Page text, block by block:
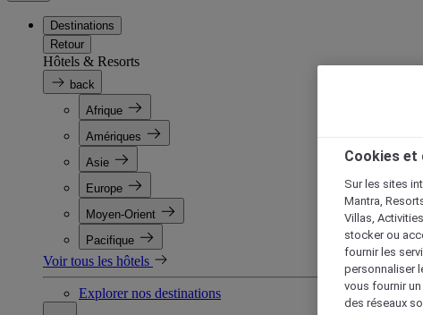
Destinations
Retour
Hôtels & Resorts
back
Afrique
Amériques
Asie
Europe
Moyen-Orient
Pacifique
Voir tous les hôtels
Explorer nos destinations
Cookies et
Sur les sites
Mantra,
Villas,
stocker ou
fournir les
personnaliser
vous fournir
des réseaux